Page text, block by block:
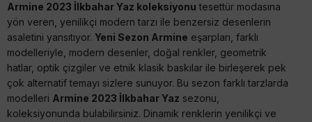
Armine 2023 İlkbahar Yaz koleksiyonu tesettür modasına
yön veren, yenilikçi modern tarzı ile benzersiz desenlerin
asaletini yansıtıyor. Yeni Sezon Armine eşarpları, farklı
modelleriyle, modern desenler, doğal renkler, geometrik
hatlar, optik çizgiler ve etnik klasik baskılar ile birleşerek pek
çok alternatif temayı sizlere sunuyor. Bu sezon farklı tarzlarda
modelleri Armine 2023 İlkbahar Yaz sezonu,
koleksiyonunda bulabilirsiniz. Dinamik renklerin yenilikçi ve